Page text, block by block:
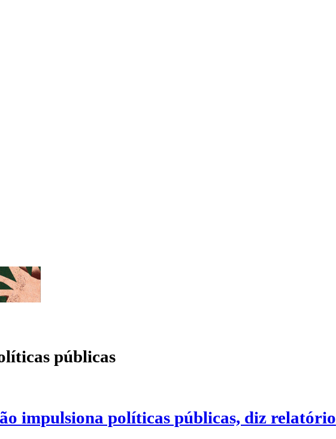
públicas
impulsiona políticas públicas, diz relatório